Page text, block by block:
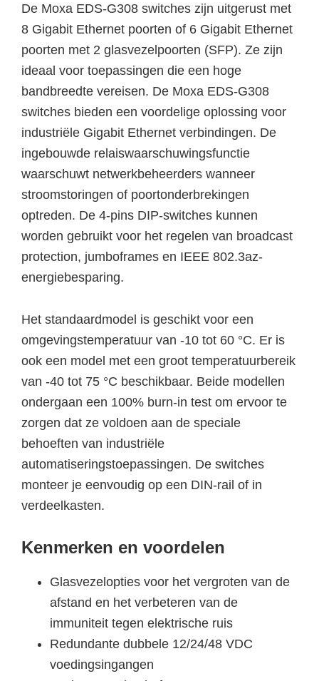
De Moxa EDS-G308 switches zijn uitgerust met
8 Gigabit Ethernet poorten of 6 Gigabit Ethernet
poorten met 2 glasvezelpoorten (SFP). Ze zijn
ideaal voor toepassingen die een hoge
bandbreedte vereisen. De Moxa EDS-G308
switches bieden een voordelige oplossing voor
industriële Gigabit Ethernet verbindingen. De
ingebouwde relaiswaarschuwingsfunctie
waarschuwt netwerkbeheerders wanneer
stroomstoringen of poortonderbrekingen
optreden. De 4-pins DIP-switches kunnen
worden gebruikt voor het regelen van broadcast
protection, jumboframes en IEEE 802.3az-
energiebesparing.
Het standaardmodel is geschikt voor een
omgevingstemperatuur van -10 tot 60 °C. Er is
ook een model met een groot temperatuurbereik
van -40 tot 75 °C beschikbaar. Beide modellen
ondergaan een 100% burn-in test om ervoor te
zorgen dat ze voldoen aan de speciale
behoeften van industriële
automatiseringstoepassingen. De switches
monteer je eenvoudig op een DIN-rail of in
verdeelkasten.
Kenmerken en voordelen
Glasvezelopties voor het vergroten van de
afstand en het verbeteren van de
immuniteit tegen elektrische ruis
Redundante dubbele 12/24/48 VDC
voedingsingangen